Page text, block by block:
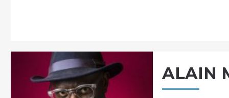
ALAIN